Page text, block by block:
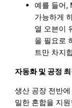
예를 들어,
가능하게
열 오븐이
을 필요로
트만 차지
자동화 및 공정
생산 공장 전반
밀한 혼합을 지